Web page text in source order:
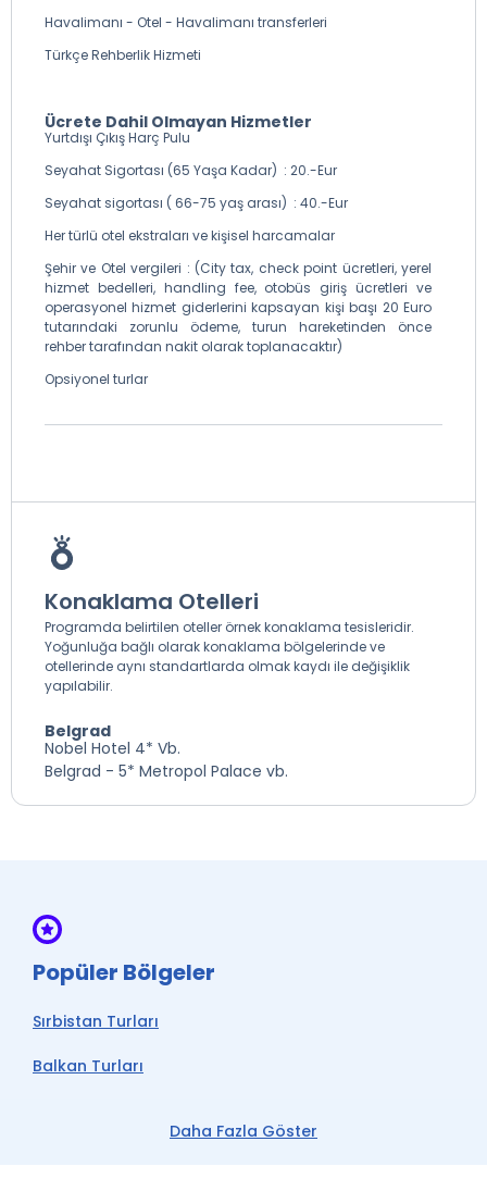
Havalimanı - Otel - Havalimanı transferleri
Türkçe Rehberlik Hizmeti
Ücrete Dahil Olmayan Hizmetler
Yurtdışı Çıkış Harç Pulu
Seyahat Sigortası (65 Yaşa Kadar) : 20.-Eur
Seyahat sigortası ( 66-75 yaş arası) : 40.-Eur
Her türlü otel ekstraları ve kişisel harcamalar
Şehir ve Otel vergileri : (City tax, check point ücretleri, yerel
hizmet bedelleri, handling fee, otobüs giriş ücretleri ve
operasyonel hizmet giderlerini kapsayan kişi başı 20 Euro
tutarındaki zorunlu ödeme, turun hareketinden önce
rehber tarafından nakit olarak toplanacaktır)
Opsiyonel turlar
Konaklama Otelleri
Programda belirtilen oteller örnek konaklama tesisleridir.
Yoğunluğa bağlı olarak konaklama bölgelerinde ve
otellerinde aynı standartlarda olmak kaydı ile değişiklik
yapılabilir.
Belgrad
Nobel Hotel 4* Vb.
Belgrad - 5* Metropol Palace vb.
Daha Fazla Göster
Popüler Bölgeler
Sırbistan Turları
Balkan Turları